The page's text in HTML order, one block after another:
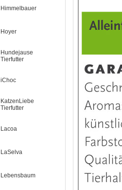
Himmelbauer
Hoyer
Hundejause
Tierfutter
iChoc
KatzenLiebe
Tierfutter
Lacoa
LaSelva
Lebensbaum